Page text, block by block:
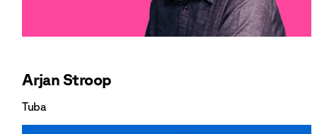
Arjan Stroop
Tuba